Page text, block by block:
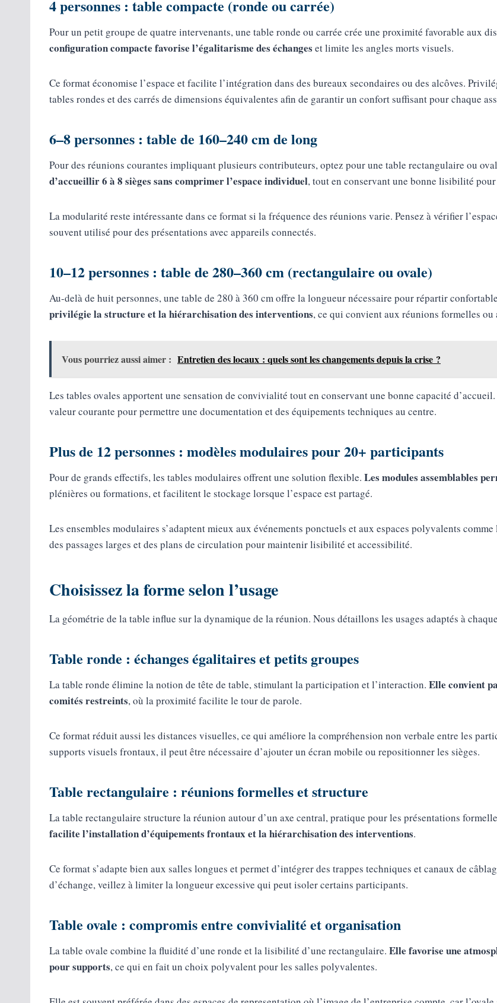
4 personnes : table compacte (ronde ou carrée)
Pour un petit groupe de quatre intervenants, une table ronde ou carrée crée une proximité favorable aux
configuration compacte favorise l’égalitarisme des échanges et limite les angles morts visuels.
Ce format économise l’espace et facilite l’intégration dans des bureaux secondaires ou des alcôves.
tables rondes et des carrés de dimensions équivalentes afin de garantir un confort suffisant pour chaque
6–8 personnes : table de 160–240 cm de long
Pour des réunions courantes impliquant plusieurs contributeurs, optez pour une table rectangulaire ou
d’accueillir 6 à 8 sièges sans comprimer l’espace individuel, tout en conservant une bonne lisibilité
La modularité reste intéressante dans ce format si la fréquence des réunions varie. Pensez à vérifier
souvent utilisé pour des présentations avec appareils connectés.
10–12 personnes : table de 280–360 cm (rectangulaire ou ovale)
Au-delà de huit personnes, une table de 280 à 360 cm offre la longueur nécessaire pour répartir
privilégie la structure et la hiérarchisation des interventions, ce qui convient aux réunions formelles
Vous pourriez aussi aimer : Entretien des locaux : quels sont les changements depuis la crise ?
Les tables ovales apportent une sensation de convivialité tout en conservant une bonne capacité
valeur courante pour permettre une documentation et des équipements techniques au centre.
Plus de 12 personnes : modèles modulaires pour 20+ participants
Pour de grands effectifs, les tables modulaires offrent une solution flexible. Les modules assemblables
plénières ou formations, et facilitent le stockage lorsque l’espace est partagé.
Les ensembles modulaires s’adaptent mieux aux événements ponctuels et aux espaces polyvalents
des passages larges et des plans de circulation pour maintenir lisibilité et accessibilité.
Choisissez la forme selon l’usage
La géométrie de la table influe sur la dynamique de la réunion. Nous détaillons les usages adaptés à
Table ronde : échanges égalitaires et petits groupes
La table ronde élimine la notion de tête de table, stimulant la participation et l’interaction. Elle convient
comités restreints, où la proximité facilite le tour de parole.
Ce format réduit aussi les distances visuelles, ce qui améliore la compréhension non verbale entre les
supports visuels frontaux, il peut être nécessaire d’ajouter un écran mobile ou repositionner les sièges.
Table rectangulaire : réunions formelles et structure
La table rectangulaire structure la réunion autour d’un axe central, pratique pour les présentations
facilite l’installation d’équipements frontaux et la hiérarchisation des interventions.
Ce format s’adapte bien aux salles longues et permet d’intégrer des trappes techniques et canaux de
d’échange, veillez à limiter la longueur excessive qui peut isoler certains participants.
Table ovale : compromis entre convivialité et organisation
La table ovale combine la fluidité d’une ronde et la lisibilité d’une rectangulaire. Elle favorise une
pour supports, ce qui en fait un choix polyvalent pour les salles polyvalentes.